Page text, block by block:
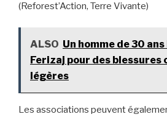
(Reforest’Action, Terre Vivante)
ALSO Un homme de 30
Ferizaj pour des blessures
légères
Les associations peuvent